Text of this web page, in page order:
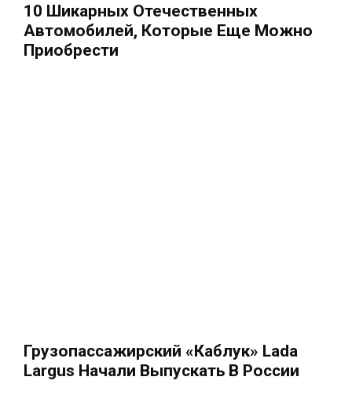
10 Шикарных Отечественных
Автомобилей, Которые Еще Можно
Приобрести
Грузопассажирский «каблук» Lada
Largus Начали Выпускать В России